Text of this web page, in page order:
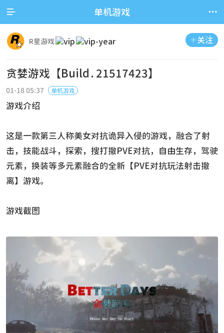
 单机游戏 
 关注
R星游戏
贪婪游戏【Build.21517423】
01-18 05:37 单机游戏
游戏介绍
这是一款第三人称美女对抗诡异入侵的游戏，融合了射
击，技能战斗，探索，搜打撤PVE对抗，自由生存，驾驶
元素，换装等多元素融合的全新【PVE对抗玩法射击撤
离】游戏。
游戏截图